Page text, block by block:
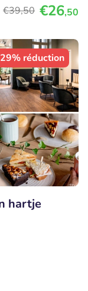
€39,50 €26,50
29% réduction
hartje